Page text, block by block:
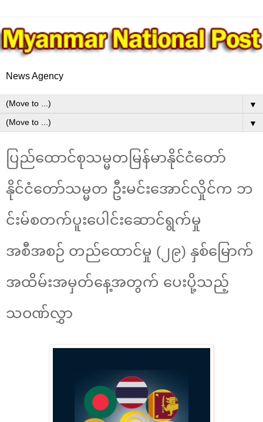
News Agency
▼
▼
ပြည်ထောင်စုသမ္မတမြန်မာနိုင်ငံတော်
နိုင်ငံတော်သမ္မတ ဦးမင်းအောင်လှိုင်က ဘ
င်းမ်စတက်ပူးပေါင်းဆောင်ရွက်မှု
အစီအစဉ် တည်ထောင်မှု (၂၉) နှစ်မြောက်
အထိမ်းအမှတ်နေ့အတွက် ပေးပို့သည့်
သဝဏ်လွှာ